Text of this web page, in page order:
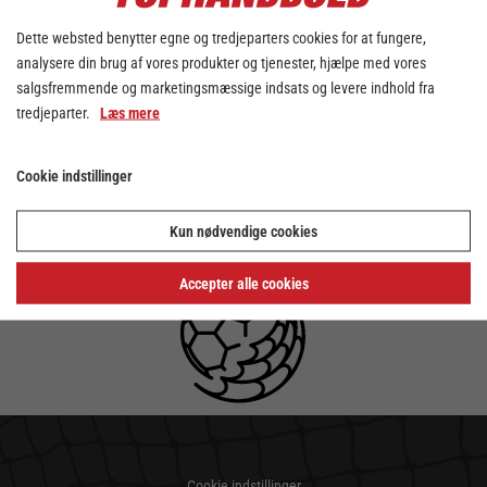
Dette websted benytter egne og tredjeparters cookies for at fungere,
analysere din brug af vores produkter og tjenester, hjælpe med vores
salgsfremmende og marketingsmæssige indsats og levere indhold fra
tredjeparter. Læs mere
Cookie indstillinger
Kun nødvendige cookies
Accepter alle cookies